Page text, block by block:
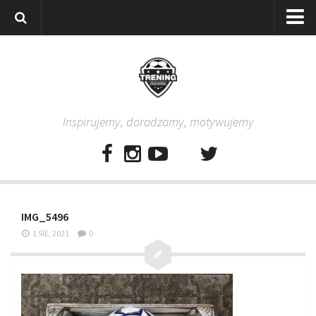
Rodzice
Baza ćwiczeń
Pro Training
Aplikacja Pro Training – Trening Piłkarski
Plan treningowy “Piłkarski W-F w domu”
Inspirujemy, doradzamy, motywujemy
IMG_5496
1 SIE, 2021 0